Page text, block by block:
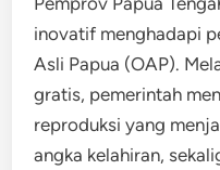
inovatif menghadapi
Asli Papua (OAP).
gratis, pemerintah
reproduksi yang
angka kelahiran,